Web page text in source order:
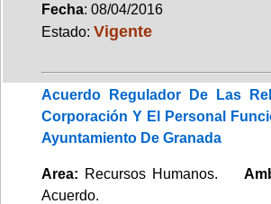
Fecha: 08/04/2016
Estado: Vigente
Acuerdo Regulador De Las
Corporación Y El Personal
Ayuntamiento De Granada
Area: Recursos Humanos.
Acuerdo.